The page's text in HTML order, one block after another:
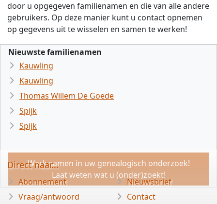
door u opgegeven familienamen en die van alle andere
gebruikers. Op deze manier kunt u contact opnemen
op gegevens uit te wisselen en samen te werken!
Nieuwste familienamen
Kauwling
Kauwling
Thomas Willem De Goede
Spijk
Spijk
Werk samen in uw genealogisch onderzoek!
Laat weten wat u (onder)zoekt!
Direct naar...
Abonnement
Vraag/antwoord
Nieuwsbrief
Contact